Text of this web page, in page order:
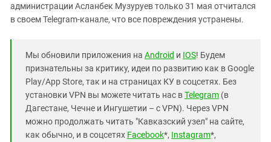
администрации Асланбек Музуруев только 31 мая отчитался
в своем Telegram-канале, что все повреждения устранены.
Мы обновили приложения на Android и IOS! Будем
признательны за критику, идеи по развитию как в Google
Play/App Store, так и на страницах КУ в соцсетях. Без
установки VPN вы можете читать нас вTelegram (в
Дагестане, Чечне и Ингушетии – с VPN). Через VPN
можно продолжать читать "Кавказский узел" на сайте,
как обычно, и в соцсетях Facebook*, Instagram*,